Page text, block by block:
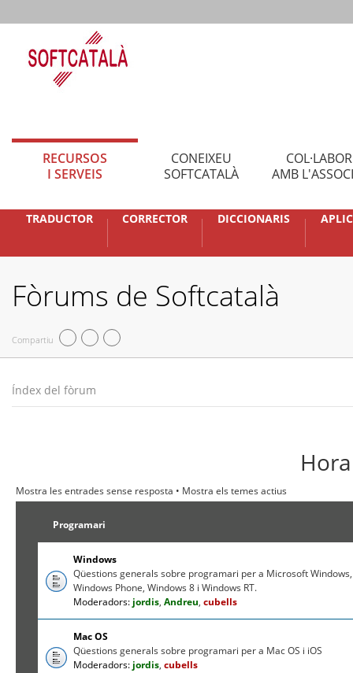
RECURSOS
I SERVEIS
CONEIXEU
SOFTCATALÀ
AMB
TRADUCTOR CORRECTOR DICCIONARIS
Fòrums de Softcatalà
Compartiu
Índex del fòrum
Mostra les entrades sense resposta • Mostra els temes actius
Programari
Windows
Qüestions generals sobre programari per a Microsoft Windows,
Windows Phone, Windows 8 i Windows RT.
Moderadors: jordis,Andreu,cubells
Mac OS
Qüestions generals sobre programari per a Mac OS i iOS
Moderadors: jordis,cubells